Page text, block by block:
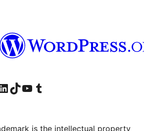
kontu
mūsu LinkedIn kontu
Apmeklējiet mūsu TikTok kontu
Apmeklējiet mūsu YouTube kanālu
Apmeklējiet mūsu Tumblr kontu
is the intellectual property